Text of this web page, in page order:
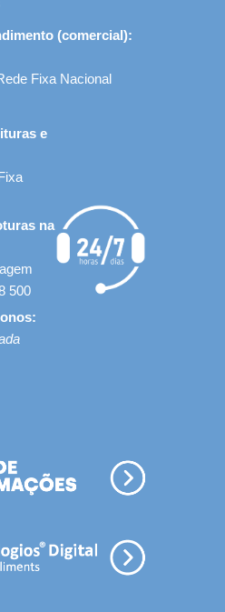
(comercial):
Fixa Nacional
e
na
500